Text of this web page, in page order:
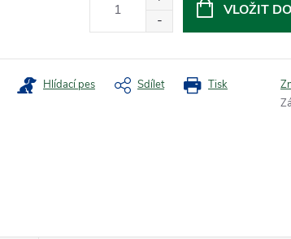
VLOŽIT
Tisk
Hlídací pes Sdílet